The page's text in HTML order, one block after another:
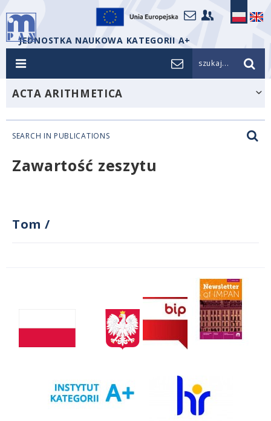
JEDNOSTKA NAUKOWA KATEGORII A+
szukaj...
ACTA ARITHMETICA
SEARCH IN PUBLICATIONS
Zawartość zeszytu
Tom /